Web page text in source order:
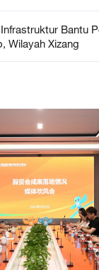
Bantu
Wilayah Xizang